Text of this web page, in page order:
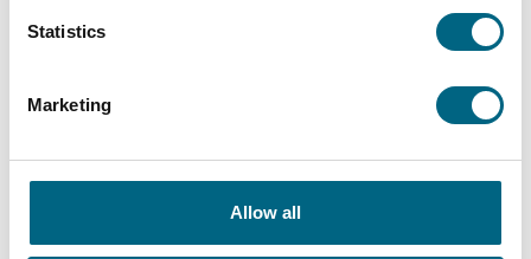
Statistics
Marketing
Allow all
Berliinin lisäksi Marja kehuu Schweringin linnaa,